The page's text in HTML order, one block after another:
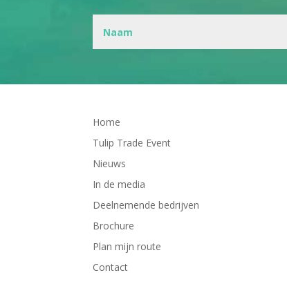
Home
Tulip Trade Event
Nieuws
In de media
Deelnemende bedrijven
Brochure
Plan mijn route
Contact